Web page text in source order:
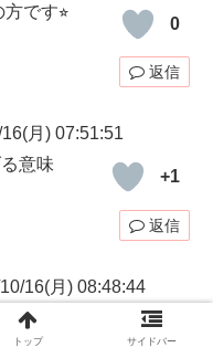
0
です⭐︎
返信
月) 07:51:51
+1
意味
返信
16(月) 08:48:44
+5
トップ サイドバー